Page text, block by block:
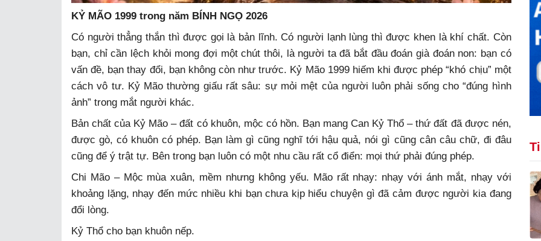
KỶ MÃO 1999 trong năm BÍNH NGỌ 2026
Có người thẳng thắn thì được gọi là bản lĩnh. Có người lạnh lùng thì được khen là khí chất. Còn
bạn, chỉ cần lệch khỏi mong đợi một chút thôi, là người ta đã bắt đầu đoán già đoán non: bạn có
vấn đề, bạn thay đổi, bạn không còn như trước. Kỷ Mão 1999 hiếm khi được phép “khó chịu” một
cách vô tư. Kỷ Mão thường giấu rất sâu: sự mỏi mệt của người luôn phải sống cho “đúng hình
ảnh” trong mắt người khác.
Bản chất của Kỷ Mão – đất có khuôn, mộc có hồn. Bạn mang Can Kỷ Thổ – thứ đất đã được nén,
được gò, có khuôn có phép. Bạn làm gì cũng nghĩ tới hậu quả, nói gì cũng cân câu chữ, đi đâu
cũng để ý trật tự. Bên trong bạn luôn có một nhu cầu rất cổ điển: mọi thứ phải đúng phép.
Chi Mão – Mộc mùa xuân, mềm nhưng không yếu. Mão rất nhạy: nhạy với ánh mắt, nhạy với
khoảng lặng, nhạy đến mức nhiều khi bạn chưa kịp hiểu chuyện gì đã cảm được người kia đang
đổi lòng.
Kỷ Thổ cho bạn khuôn nếp.